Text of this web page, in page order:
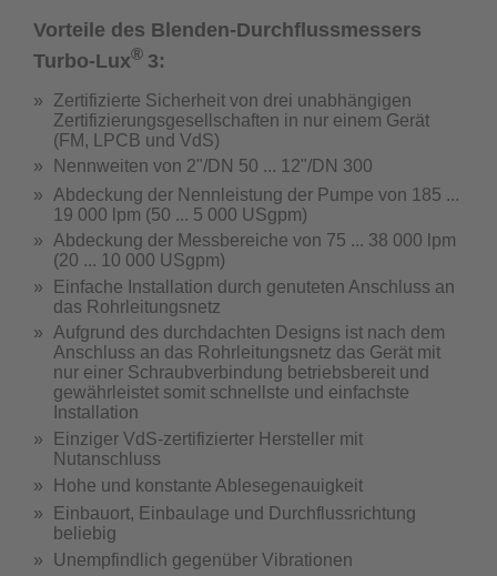
Vorteile des Blenden-Durchflussmessers
Turbo-Lux® 3:
Zertifizierte Sicherheit von drei unabhängigen
Zertifizierungsgesellschaften in nur einem Gerät
(FM, LPCB und VdS)
Nennweiten von 2"/DN 50 ... 12"/DN 300
Abdeckung der Nennleistung der Pumpe von 185 ...
19 000 lpm (50 ... 5 000 USgpm)
Abdeckung der Messbereiche von 75 ... 38 000 lpm
(20 ... 10 000 USgpm)
Einfache Installation durch genuteten Anschluss an
das Rohrleitungsnetz
Aufgrund des durchdachten Designs ist nach dem
Anschluss an das Rohrleitungsnetz das Gerät mit
nur einer Schraubverbindung betriebsbereit und
gewährleistet somit schnellste und einfachste
Installation
Einziger VdS-zertifizierter Hersteller mit
Nutanschluss
Hohe und konstante Ablesegenauigkeit
Einbauort, Einbaulage und Durchflussrichtung
beliebig
Unempfindlich gegenüber Vibrationen